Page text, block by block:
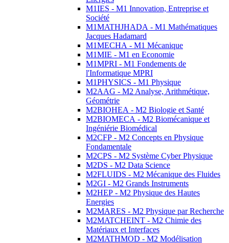
M1IES - M1 Innovation, Entreprise et
Société
M1MATHJHADA - M1 Mathématiques
Jacques Hadamard
M1MECHA - M1 Mécanique
M1MIE - M1 en Economie
M1MPRI - M1 Fondements de
l'Informatique MPRI
M1PHYSICS - M1 Physique
M2AAG - M2 Analyse, Arithmétique,
Géométrie
M2BIOHEA - M2 Biologie et Santé
M2BIOMECA - M2 Biomécanique et
Ingéniérie Biomédical
M2CFP - M2 Concepts en Physique
Fondamentale
M2CPS - M2 Système Cyber Physique
M2DS - M2 Data Science
M2FLUIDS - M2 Mécanique des Fluides
M2GI - M2 Grands Instruments
M2HEP - M2 Physique des Hautes
Energies
M2MARES - M2 Physique par Recherche
M2MATCHEINT - M2 Chimie des
Matériaux et Interfaces
M2MATHMOD - M2 Modélisation